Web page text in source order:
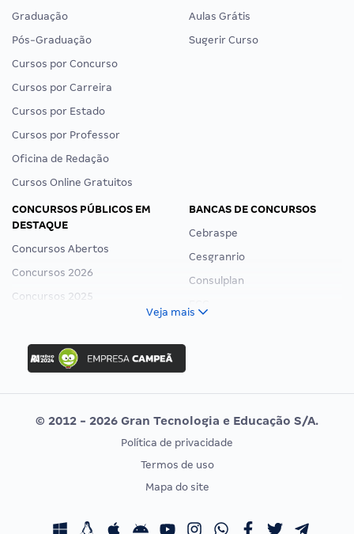
Graduação
Pós-Graduação
Cursos por Concurso
Cursos por Carreira
Cursos por Estado
Cursos por Professor
Oficina de Redação
Cursos Online Gratuitos
Aulas Grátis
Sugerir Curso
CONCURSOS PÚBLICOS EM
DESTAQUE
Concursos Abertos
Concursos 2026
Concursos 2025
Concurso Ibama
Concurso MPU
Editais publicados
BANCAS DE CONCURSOS
Cebraspe
Cesgranrio
Consulplan
Vunesp
CONCURSOS POR PROFISSÃO
Concursos Fiscais
EXAME DE ORDEM
Calendário OAB
Veja mais
© 2012 - 2026 Gran Tecnologia e Educação S/A.
Política de privacidade
Termos de uso
Mapa do site